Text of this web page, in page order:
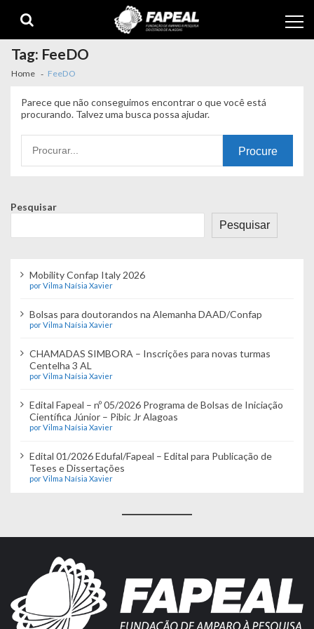
navigation
content
Tag: FeeDO
Home FeeDO
Parece que não conseguimos encontrar o que você está
procurando. Talvez uma busca possa ajudar.
por:
Pesquisar
Pesquisar
Mobility Confap Italy 2026
por Vilma Naísia Xavier
Bolsas para doutorandos na Alemanha DAAD/Confap
por Vilma Naísia Xavier
CHAMADAS SIMBORA – Inscrições para novas turmas
Centelha 3 AL
por Vilma Naísia Xavier
Edital Fapeal – nº 05/2026 Programa de Bolsas de Iniciação
Científica Júnior – Pibic Jr Alagoas
por Vilma Naísia Xavier
Edital 01/2026 Edufal/Fapeal – Edital para Publicação de
Teses e Dissertações
por Vilma Naísia Xavier